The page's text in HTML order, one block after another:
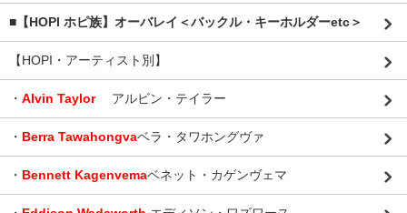
■【HOPI ホピ族】オーバレイ＜バックル・キーホルダーetc＞
【HOPI・アーティスト別】
・ Alvin Taylor アルビン・テイラー
・ Berra Tawahongvaベラ・タワホングヴァ
・ Bennett Kagenvemaベネット・カゲンヴェマ